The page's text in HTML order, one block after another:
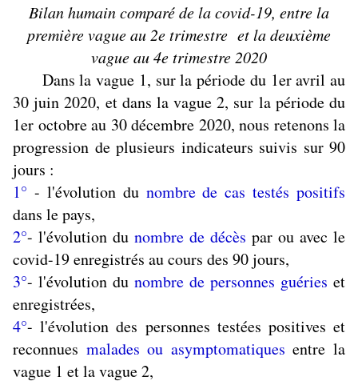
Bilan humain comparé de la covid-19, entre la
première vague au 2e trimestre et la deuxième
vague au 4e trimestre 2020
Dans la vague 1, sur la période du 1er avril au
30 juin 2020, et dans la vague 2, sur la période du
1er octobre au 30 décembre 2020, nous retenons la
progression de plusieurs indicateurs suivis sur 90
jours :
1° - l'évolution du nombre de cas testés positifs
dans le pays,
2°- l'évolution du nombre de décès par ou avec le
covid-19 enregistrés au cours des 90 jours,
3°- l'évolution du nombre de personnes guéries et
enregistrées,
4°- l'évolution des personnes testées positives et
reconnues malades ou asymptomatiques entre la
vague 1 et la vague 2,